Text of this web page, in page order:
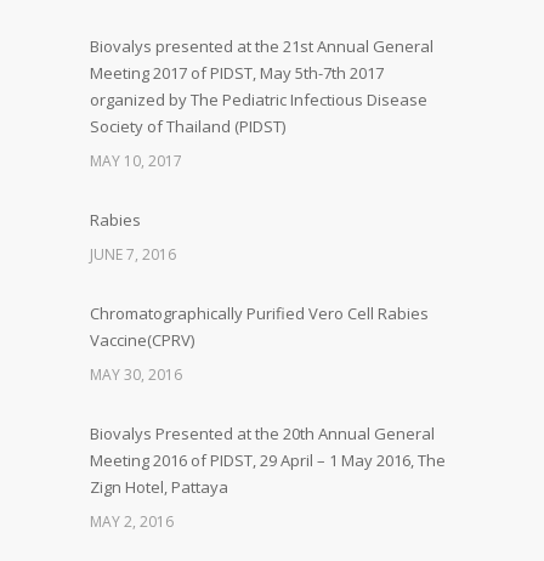
Biovalys presented at the 21st Annual General
Meeting 2017 of PIDST, May 5th-7th 2017
organized by The Pediatric Infectious Disease
Society of Thailand (PIDST)
MAY 10, 2017
Rabies
JUNE 7, 2016
Chromatographically Purified Vero Cell Rabies
Vaccine(CPRV)
MAY 30, 2016
Biovalys Presented at the 20th Annual General
Meeting 2016 of PIDST, 29 April – 1 May 2016, The
Zign Hotel, Pattaya
MAY 2, 2016